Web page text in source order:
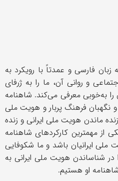
فارسی و عمدتاً با رویکرد به
و روانی آن، ما را به ژرفای
را به‌خوبی معرفی می‌کند. شاهنامه
و نگهبان فرهنگ پربار و هویت ملی
ماندن هویت ملی ایرانی و زنده
از مهمترین کارکردهای شاهنامه
ایرانیان باشد و ما شکوفایی
در شناساندن هویت ملی ایرانی به
او هستیم.